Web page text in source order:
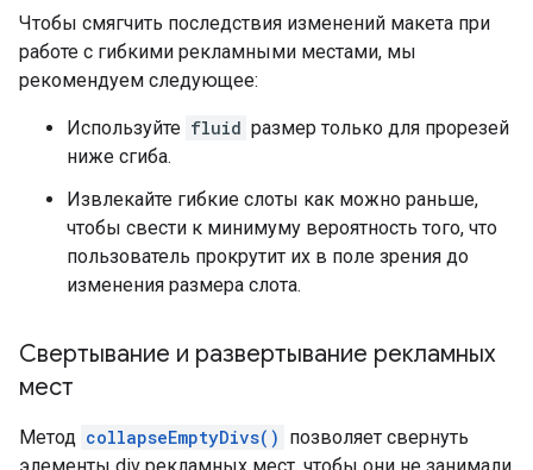
Чтобы смягчить последствия изменений макета при
работе с гибкими рекламными местами, мы
рекомендуем следующее:
Используйте fluid размер только для прорезей
ниже сгиба.
Извлекайте гибкие слоты как можно раньше,
чтобы свести к минимуму вероятность того, что
пользователь прокрутит их в поле зрения до
изменения размера слота.
Свертывание и развертывание рекламных
мест
Метод collapseEmptyDivs() позволяет свернуть